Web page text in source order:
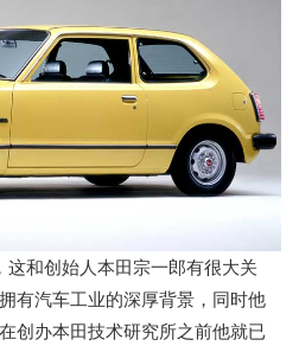
和创始人本田宗一郎有很大关
有汽车工业的深厚背景，同时他
创办本田技术研究所之前他就已